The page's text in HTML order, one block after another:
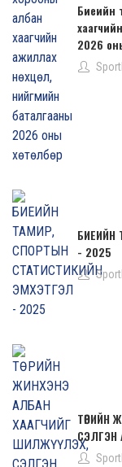
Биеийн
2026
БИЕИЙН
- 2025
ТӨРИЙН
СЭЛГЭН